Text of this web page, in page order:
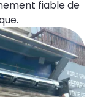
fiable de